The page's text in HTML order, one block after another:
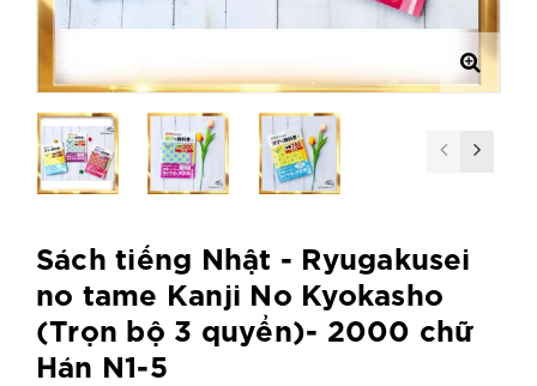
Sách tiếng Nhật - Ryugakusei
no tame Kanji No Kyokasho
(Trọn bộ 3 quyển)- 2000 chữ
Hán N1-5